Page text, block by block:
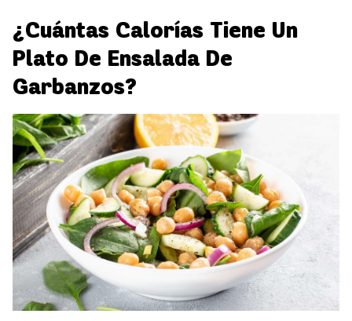
¿Cuántas Calorías Tiene Un
Plato De Ensalada De
Garbanzos?